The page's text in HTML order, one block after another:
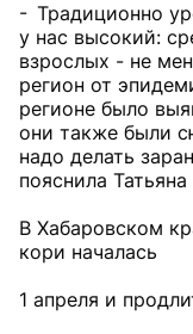
- Традиционно
у нас высокий:
взрослых - не
регион от
регионе было
они также были
надо делать
пояснила
В Хабаровском
кори началась
1 апреля и